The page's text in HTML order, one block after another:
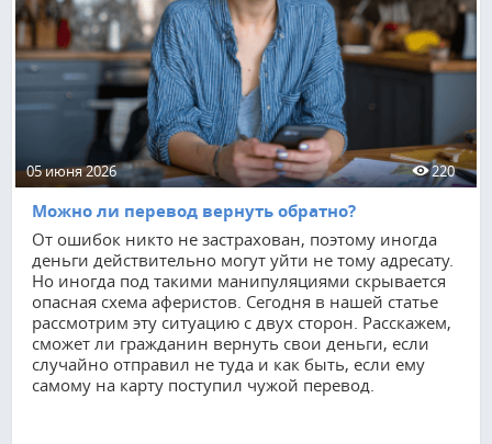
05 июня 2026 220
Можно ли перевод вернуть обратно?
От ошибок никто не застрахован, поэтому иногда
деньги действительно могут уйти не тому адресату.
Но иногда под такими манипуляциями скрывается
опасная схема аферистов. Сегодня в нашей статье
рассмотрим эту ситуацию с двух сторон. Расскажем,
сможет ли гражданин вернуть свои деньги, если
случайно отправил не туда и как быть, если ему
самому на карту поступил чужой перевод.